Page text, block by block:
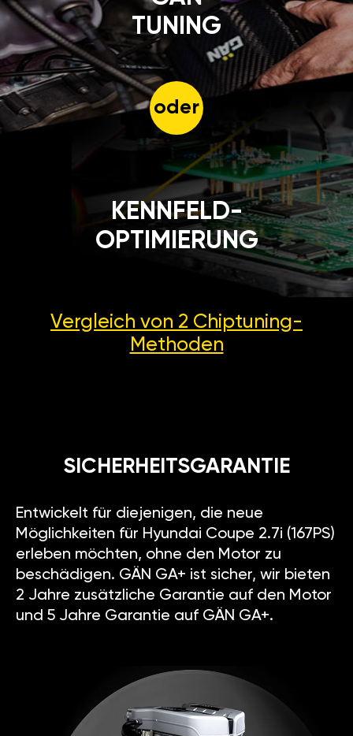
TUNING
oder
KENNFELD-
OPTIMIERUNG
Vergleich von 2 Chiptuning-
Methoden
SICHERHEITSGARANTIE
Entwickelt für diejenigen, die neue
Möglichkeiten für Hyundai Coupe 2.7i (167PS)
erleben möchten, ohne den Motor zu
beschädigen. GÄN GA+ ist sicher, wir bieten
2 Jahre zusätzliche Garantie auf den Motor
und 5 Jahre Garantie auf GÄN GA+.